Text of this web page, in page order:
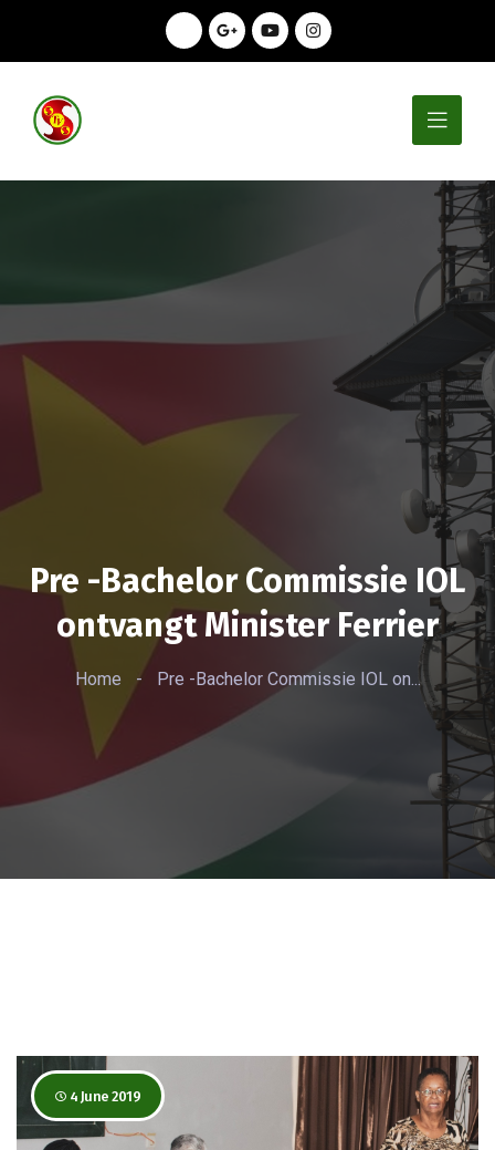
Pre -Bachelor Commissie IOL
ontvangt Minister Ferrier
Home - Pre -Bachelor Commissie IOL on...
4 June 2019